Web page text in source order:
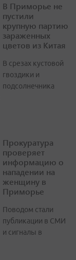
В Приморье не
пустили
крупную партию
зараженных
цветов из Китая
В срезах кустовой
гвоздики и
подсолнечника
Прокуратура
проверяет
информацию о
нападении на
женщину в
Приморье
Поводом стали
публикации в СМИ
и сигналы в